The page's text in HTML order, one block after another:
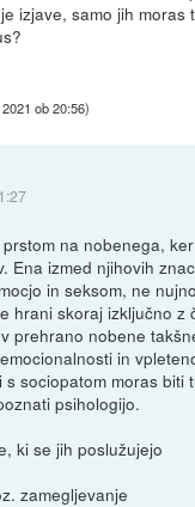
izjave, samo jih moras
ob 20:56)
na nobenega,
Ena izmed njihovih
in seksom, ne
hrani skoraj izključno z
prehrano nobene
in
sociopatom moras biti
psihologijo.
ki se jih poslužujejo
zamegljevanje